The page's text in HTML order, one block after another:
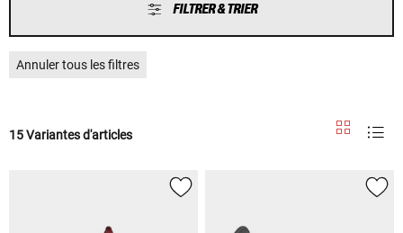
FILTRER & TRIER
Annuler tous les filtres
15 Variantes d'articles